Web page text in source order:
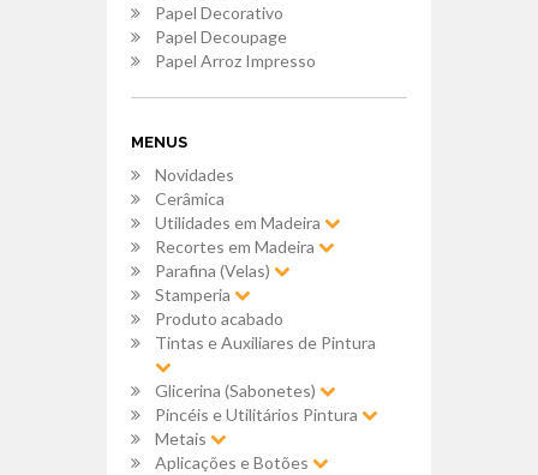
Papel Decorativo
Papel Decoupage
Papel Arroz Impresso
MENUS
Novidades
Cerâmica
Utilidades em Madeira
Recortes em Madeira
Parafina (Velas)
Stamperia
Produto acabado
Tintas e Auxiliares de Pintura
Glicerina (Sabonetes)
Pincéis e Utilitários Pintura
Metais
Aplicações e Botões